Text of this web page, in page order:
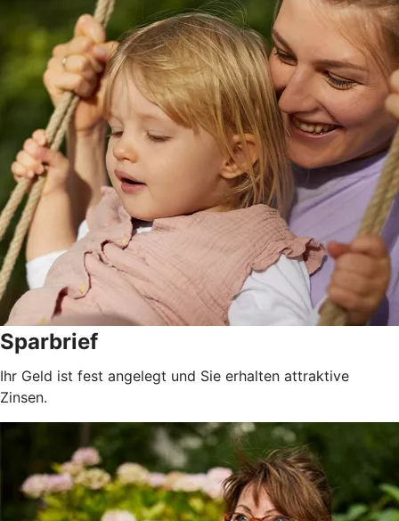
Sparbrief
Ihr Geld ist fest angelegt und Sie erhalten attraktive
Zinsen.